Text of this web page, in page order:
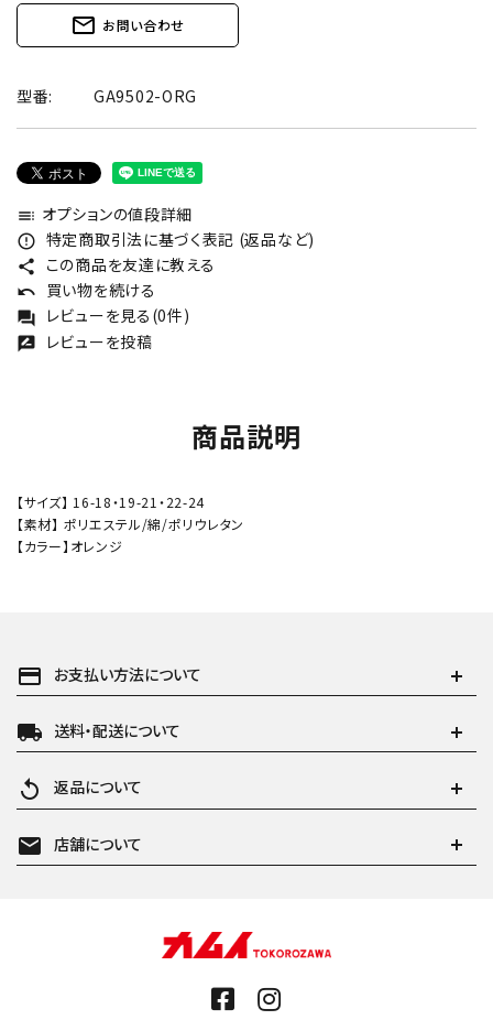
mail_outline お問い合わせ
型番: GA9502-ORG
toc オプションの値段詳細
error_outline 特定商取引法に基づく表記 (返品など)
share この商品を友達に教える
undo 買い物を続ける
forum レビューを見る(0件)
rate_review レビューを投稿
商品説明
【サイズ】 16-18・19-21・22-24
【素材】 ポリエステル/綿/ポリウレタン
【カラー】オレンジ
payment お支払い方法について
local_shipping 送料・配送について
replay 返品について
mail 店舗について